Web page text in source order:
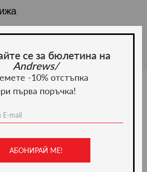
се за бюлетина на
Andrews/
-10% отстъпка
първа поръчка!
АБОНИРАЙ МЕ!